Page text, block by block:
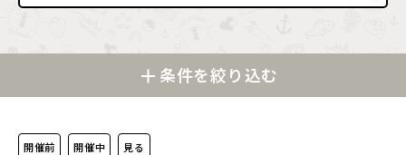
条件を絞り込む
開催前 開催中 見る